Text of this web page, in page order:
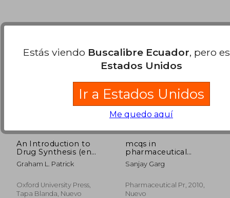
An Introduction to
Drug Synthesis (en
Inglés)
Graham L. Patrick
Oxford University Press,
Tapa Blanda, Nuevo
mcqs in
pharmaceutical
science and
technology
Sanjay Garg
Pharmaceutical Pr, 2010,
Nuevo
Estás viendo Buscalibre Ecuador, pero
Estados Unidos
Ir a Estados Unidos
Me quedo aquí